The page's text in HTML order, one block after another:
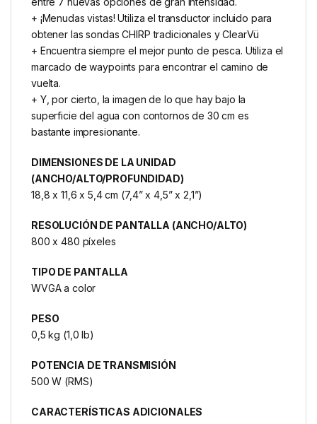
+ ¡Menudas vistas! Utiliza el transductor incluido para
obtener las sondas CHIRP tradicionales y ClearVü
+ Encuentra siempre el mejor punto de pesca. Utiliza el
marcado de waypoints para encontrar el camino de
vuelta.
+ Y, por cierto, la imagen de lo que hay bajo la
superficie del agua con contornos de 30 cm es
bastante impresionante.
DIMENSIONES DE LA UNIDAD
(ANCHO/ALTO/PROFUNDIDAD)
18,8 x 11,6 x 5,4 cm (7,4” x 4,5” x 2,1”)
RESOLUCIÓN DE PANTALLA (ANCHO/ALTO)
800 x 480 píxeles
TIPO DE PANTALLA
WVGA a color
PESO
0,5 kg (1,0 lb)
POTENCIA DE TRANSMISIÓN
500 W (RMS)
CARACTERÍSTICAS ADICIONALES